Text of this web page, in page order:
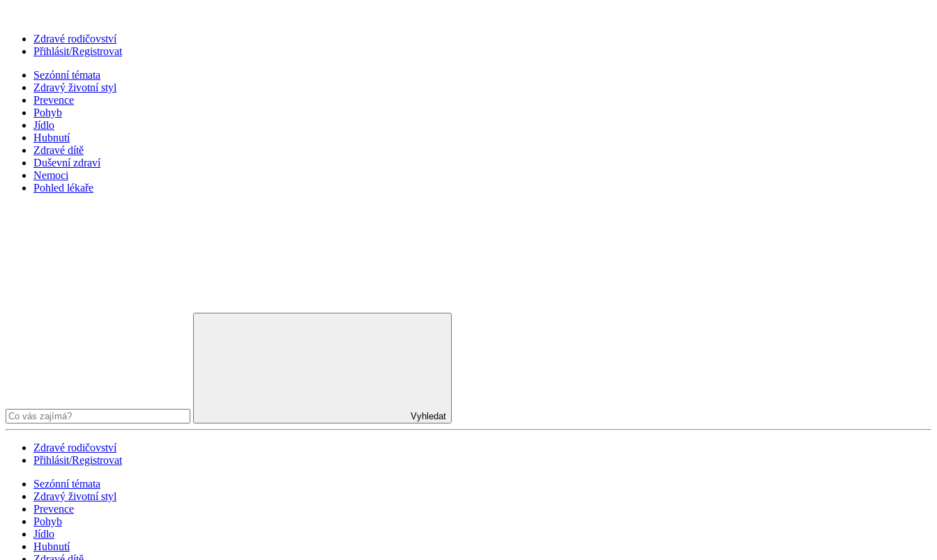
Zdravé rodičovství
Přihlásit/Registrovat
Sezónní témata
Zdravý životní styl
Prevence
Pohyb
Jídlo
Hubnutí
Zdravé dítě
Duševní zdraví
Nemoci
Pohled lékaře
Vyhledat
Zdravé rodičovství
Přihlásit/Registrovat
Sezónní témata
Zdravý životní styl
Prevence
Pohyb
Jídlo
Hubnutí